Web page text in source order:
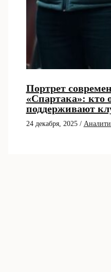
Портрет
«Спартака»: кто
поддерживают
24 декабря, 2025 /